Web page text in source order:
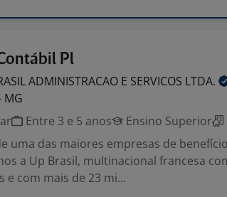
Pl
ADMINISTRACAO E SERVICOS LTDA.
MG
Entre 3 e 5 anos Ensino Superior
uma das maiores empresas de
a Up Brasil, multinacional francesa
e com mais de 23 mi...